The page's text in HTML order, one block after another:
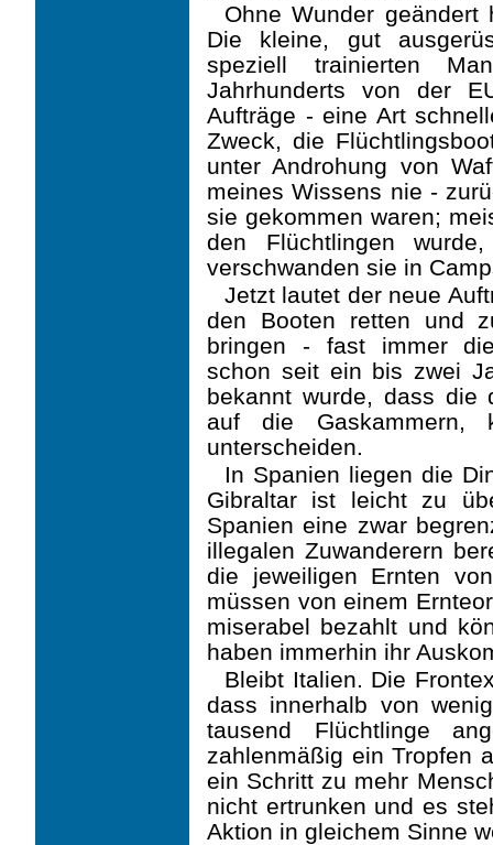
Ohne Wunder
Die kleine, gut
speziell trainierten
Jahrhunderts von der
Aufträge - eine Art
Zweck, die
unter Androhung von
meines Wissens nie -
sie gekommen waren;
den Flüchtlingen
verschwanden sie in
Jetzt lautet der neue
den Booten retten und
bringen - fast immer
schon seit ein bis zwei
bekannt wurde, dass die
auf die Gaskammern,
unterscheiden.
In Spanien liegen die
Gibraltar ist leicht zu
Spanien eine zwar
illegalen Zuwanderern
die jeweiligen Ernten
müssen von einem
miserabel bezahlt und
haben immerhin ihr
Bleibt Italien. Die
dass innerhalb von
tausend Flüchtlinge
zahlenmäßig ein Tropfen
ein Schritt zu mehr
nicht ertrunken und es
Aktion in gleichem Sinne